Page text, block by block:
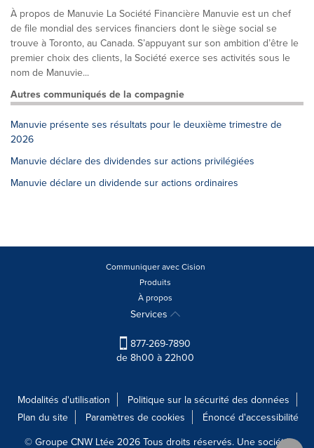
À propos de Manuvie La Société Financière Manuvie est un chef
de file mondial des services financiers dont le siège social se
trouve à Toronto, au Canada. S’appuyant sur son ambition d’être le
premier choix des clients, la Société exerce ses activités sous le
nom de Manuvie...
Autres communiqués de la compagnie
Manuvie présente ses résultats pour le deuxième trimestre de
2026
Manuvie déclare des dividendes sur actions privilégiées
Manuvie déclare un dividende sur actions ordinaires
Communiquer avec Cision
Produits
À propos
Services
877-269-7890
de 8h00 à 22h00
Modalités d'utilisation
Politique sur la sécurité des données
Plan du site
Paramètres de cookies
Énoncé d'accessibilité
© Groupe CNW Ltée 2026 Tous droits réservés. Une société